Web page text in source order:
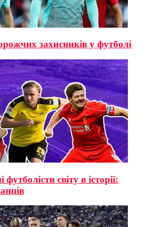
захисників у футболі
світу в історії: